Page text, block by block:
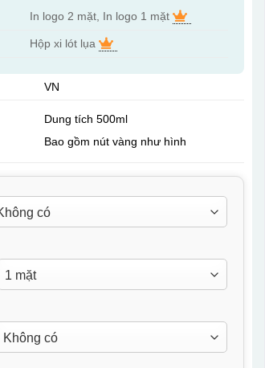
In logo 2 mặt, In logo 1 mặt
Hộp xi lót lụa
VN
Dung tích 500ml
Bao gồm nút vàng như hình